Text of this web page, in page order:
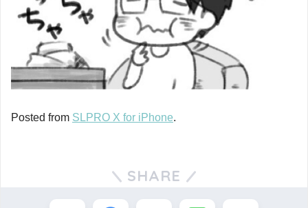
Posted from SLPRO X for iPhone.
SHARE